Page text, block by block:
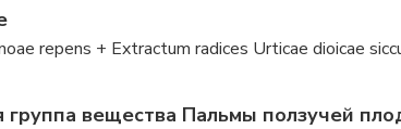
repens + Extractum radices Urticae dioicae
вещества Пальмы ползучей